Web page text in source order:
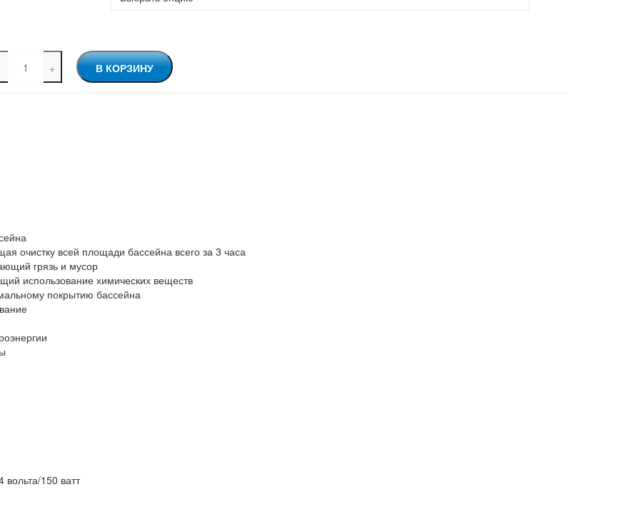
156
695₽
В КОРЗИНУ
очистку всей площади бассейна всего за 3 часа
грязь и мусор
использование химических веществ
покрытию бассейна
150 ватт